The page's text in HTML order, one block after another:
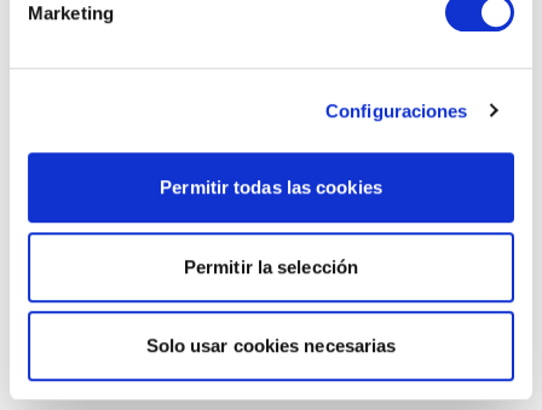
Marketing
Configuraciones
Permitir todas las cookies
Permitir la selección
Solo usar cookies necesarias